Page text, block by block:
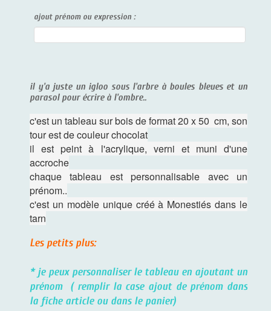
ajout prénom ou expression :
il y'a juste un igloo sous l'arbre à boules bleues et un
parasol pour écrire à l'ombre..
c'est un tableau sur bois de format 20 x 50 cm, son
tour est de couleur chocolat
il est peint à l'acrylique, verni et muni d'une
accroche
chaque tableau est personnalisable avec un
prénom..
c'est un modèle unique créé à Monestiés dans le
tarn
Les petits plus:
* je peux personnaliser le tableau en ajoutant un
prénom ( remplir la case ajout de prénom dans
la fiche article ou dans le panier)